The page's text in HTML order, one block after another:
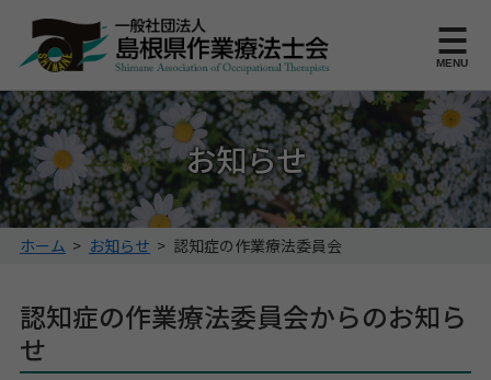
このページの本文へ
MENU
お知らせ
こ
ー
ジ
の
ホーム > お知らせ > 認知症の作業療法委員会
認知症の作業療法委員会からのお知ら
せ